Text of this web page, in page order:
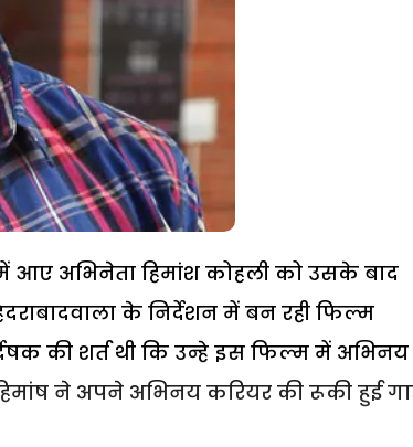
में आए अभिनेता हिमांश कोहली को उसके बाद
के निर्देशन में बन रही फिल्म
की शर्त थी कि उन्हे इस फिल्म में अभिनय
ने अपने अभिनय करियर की रूकी हुई